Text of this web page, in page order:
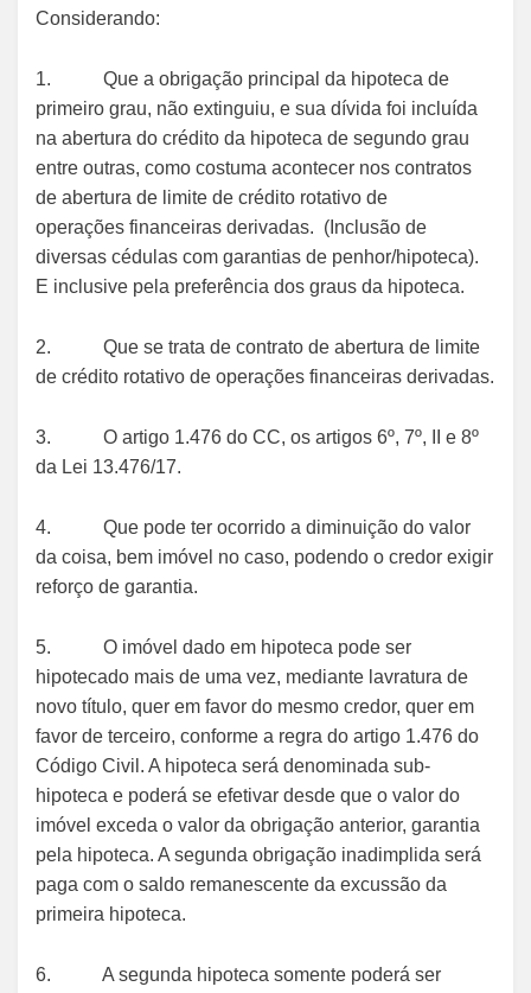
Considerando:
1. Que a obrigação principal da hipoteca de
primeiro grau, não extinguiu, e sua dívida foi incluída
na abertura do crédito da hipoteca de segundo grau
entre outras, como costuma acontecer nos contratos
de abertura de limite de crédito rotativo de
operações financeiras derivadas. (Inclusão de
diversas cédulas com garantias de penhor/hipoteca).
E inclusive pela preferência dos graus da hipoteca.
2. Que se trata de contrato de abertura de limite
de crédito rotativo de operações financeiras derivadas.
3. O artigo 1.476 do CC, os artigos 6º, 7º, II e 8º
da Lei 13.476/17.
4. Que pode ter ocorrido a diminuição do valor
da coisa, bem imóvel no caso, podendo o credor exigir
reforço de garantia.
5. O imóvel dado em hipoteca pode ser
hipotecado mais de uma vez, mediante lavratura de
novo título, quer em favor do mesmo credor, quer em
favor de terceiro, conforme a regra do artigo 1.476 do
Código Civil. A hipoteca será denominada sub-
hipoteca e poderá se efetivar desde que o valor do
imóvel exceda o valor da obrigação anterior, garantia
pela hipoteca. A segunda obrigação inadimplida será
paga com o saldo remanescente da excussão da
primeira hipoteca.
6. A segunda hipoteca somente poderá ser